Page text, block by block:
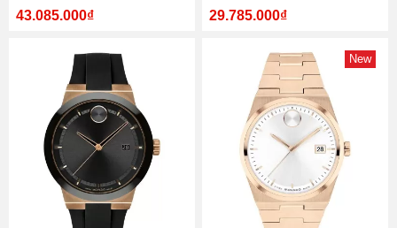
43.085.000₫ 29.785.000₫
New